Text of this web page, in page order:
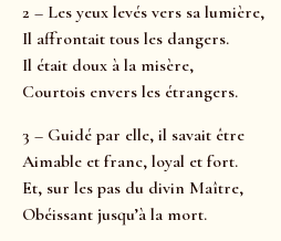
2 – Les yeux levés vers sa lumière,
Il affrontait tous les dangers.
Il était doux à la misère,
Courtois envers les étrangers.
3 – Guidé par elle, il savait être
Aimable et franc, loyal et fort.
Et, sur les pas du divin Maître,
Obéissant jusqu’à la mort.